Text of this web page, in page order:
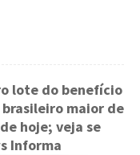
lote do benefício
maior de
hoje; veja se
Informa